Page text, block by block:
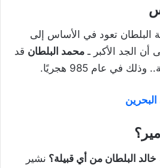
البلطان تعود في الأساس إلى
الجد الأكبر ـ محمد البلطان قد
في عام 985 هجريًا.
خالد البلطان من أي قبيلة؟ نشير